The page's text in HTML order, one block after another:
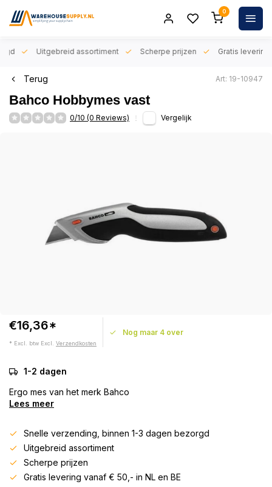
0
Uitgebreid assortiment Scherpe prijzen Gratis levering
Terug Art: 19-10947
Bahco Hobbymes vast
0/10 (0 Reviews) Vergelijk
€16,36*
* Excl. btw Excl. Verzendkosten
Nog maar 4 over
1-2 dagen
Ergo mes van het merk Bahco
Lees meer
Snelle verzending, binnen 1-3 dagen bezorgd
Uitgebreid assortiment
Scherpe prijzen
Gratis levering vanaf € 50,- in NL en BE